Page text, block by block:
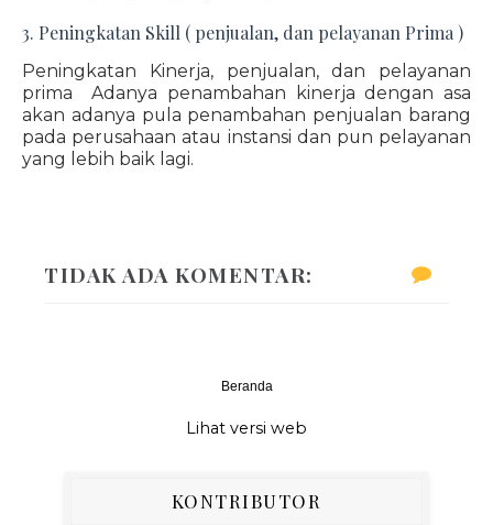
3. Peningkatan Skill ( penjualan, dan pelayanan Prima )
Peningkatan Kinerja, penjualan, dan pelayanan
prima Adanya penambahan kinerja dengan asa
akan adanya pula penambahan penjualan barang
pada perusahaan atau instansi dan pun pelayanan
yang lebih baik lagi.
TIDAK ADA KOMENTAR:
Beranda
Lihat versi web
KONTRIBUTOR